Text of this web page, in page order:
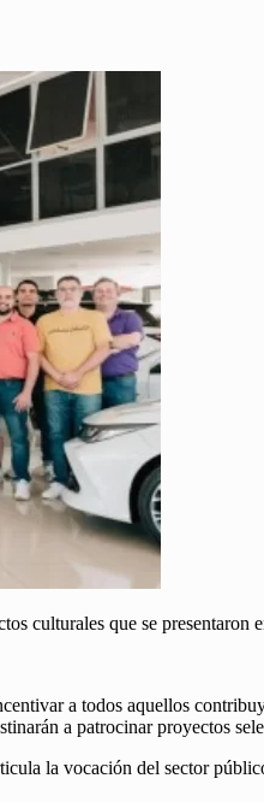
culturales que se
a todos aquellos
a patrocinar proyectos
la vocación del sector